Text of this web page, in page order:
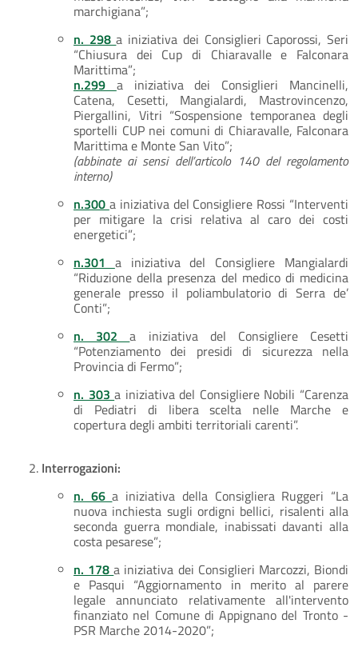
marchigiana”;
n. 298a iniziativa dei Consiglieri Caporossi, Seri
“Chiusura dei Cup di Chiaravalle e Falconara
Marittima”;
n.299 a iniziativa dei Consiglieri Mancinelli,
Catena, Cesetti, Mangialardi, Mastrovincenzo,
Piergallini, Vitri “Sospensione temporanea degli
sportelli CUP nei comuni di Chiaravalle, Falconara
Marittima e Monte San Vito”;
(abbinate ai sensi dell’articolo 140 del regolamento
interno)
n.300 a iniziativa del Consigliere Rossi “Interventi
per mitigare la crisi relativa al caro dei costi
energetici”;
n.301 a iniziativa del Consigliere Mangialardi
“Riduzione della presenza del medico di medicina
generale presso il poliambulatorio di Serra de’
Conti”;
n. 302a iniziativa del Consigliere Cesetti
“Potenziamento dei presidi di sicurezza nella
Provincia di Fermo”;
n. 303a iniziativa del Consigliere Nobili “Carenza
di Pediatri di libera scelta nelle Marche e
copertura degli ambiti territoriali carenti”.
Interrogazioni:
n. 66a iniziativa della Consigliera Ruggeri “La
nuova inchiesta sugli ordigni bellici, risalenti alla
seconda guerra mondiale, inabissati davanti alla
costa pesarese”;
n. 178a iniziativa dei Consiglieri Marcozzi, Biondi
e Pasqui “Aggiornamento in merito al parere
legale annunciato relativamente all'intervento
finanziato nel Comune di Appignano del Tronto -
PSR Marche 2014-2020”;